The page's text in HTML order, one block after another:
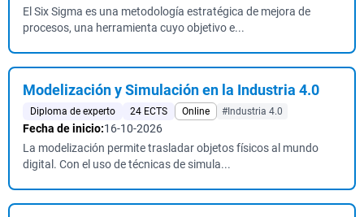
El Six Sigma es una metodología estratégica de mejora de
procesos, una herramienta cuyo objetivo e...
Modelización y Simulación en la Industria 4.0
Diploma de experto 24 ECTS Online #Industria 4.0
Fecha de inicio:16-10-2026
La modelización permite trasladar objetos físicos al mundo
digital. Con el uso de técnicas de simula...